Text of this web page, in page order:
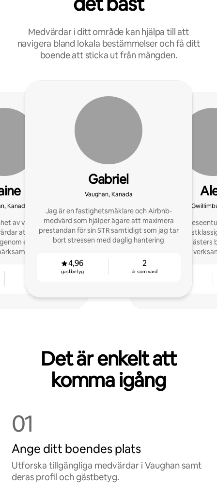
Medvärdar i ditt område kan hjälpa till att
navigera bland lokala bestämmelser och få ditt
boende att sticka ut från mängden.
Kanada
av värdskap och
att maximera sin
exceptionell
på detaljer.
Gabriel
Vaughan, Kanada
Jag är en fastighetsmäklare och Airbnb-
medvärd som hjälper ägare att maximera
prestandan för sin STR samtidigt som jag tar
bort stressen med daglig hantering
4,96
gästbetyg
2
år som värd
East
Passionerad
erbjuder
tillgodose alla gästers
utveckla din
Det är enkelt att
komma igång
01
Ange ditt boendes plats
Utforska tillgängliga medvärdar i Vaughan samt
deras profil och gästbetyg.